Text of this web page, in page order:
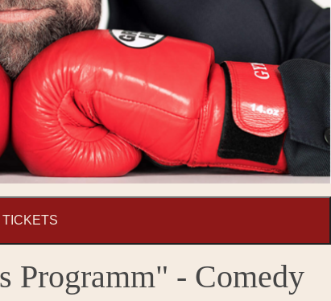
Programm" - Comedy